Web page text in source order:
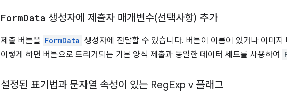
FormData 생성자에 제출자 매개변수(선택사항) 추가
제출 버튼을 FormData 생성자에 전달할 수 있습니다. 버튼이 이름이 있거나 이미
이렇게 하면 버튼으로 트리거되는 기본 양식 제출과 동일한 데이터 세트를 사용하여
설정된 표기법과 문자열 속성이 있는 RegExp v 플래그